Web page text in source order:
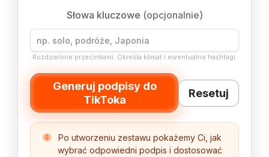
Słowa kluczowe (opcjonalnie)
Rozdzielone przecinkami. Określa klimat i ewentualne hashtagi.
Generuj podpisy do
TikToka
Resetuj
Po utworzeniu zestawu pokażemy Ci, jak
wybrać odpowiedni podpis i dostosować